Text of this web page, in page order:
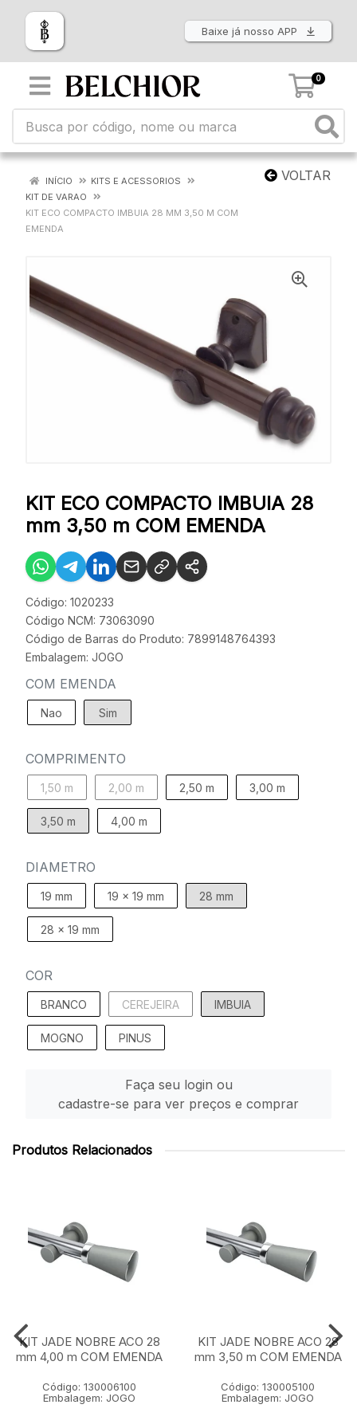
Baixe já nosso APP
0
VOLTAR
INÍCIO
KITS E ACESSORIOS
KIT DE VARAO
KIT ECO COMPACTO IMBUIA 28 MM 3,50 M COM
EMENDA
KIT ECO COMPACTO IMBUIA 28
mm 3,50 m COM EMENDA
Código: 1020233
Código NCM: 73063090
Código de Barras do Produto: 7899148764393
Embalagem: JOGO
COM EMENDA
Nao Sim
COMPRIMENTO
1,50 m 2,00 m 2,50 m 3,00 m
3,50 m 4,00 m
DIAMETRO
19 mm 19 x 19 mm 28 mm
28 x 19 mm
COR
BRANCO CEREJEIRA IMBUIA
MOGNO PINUS
Faça seu login ou
cadastre-se para ver preços e comprar
Produtos Relacionados
KIT JADE NOBRE ACO 28
mm 4,00 m COM EMENDA
Código: 130006100
Embalagem: JOGO
KIT JADE NOBRE ACO 28
mm 3,50 m COM EMENDA
Código: 130005100
Embalagem: JOGO